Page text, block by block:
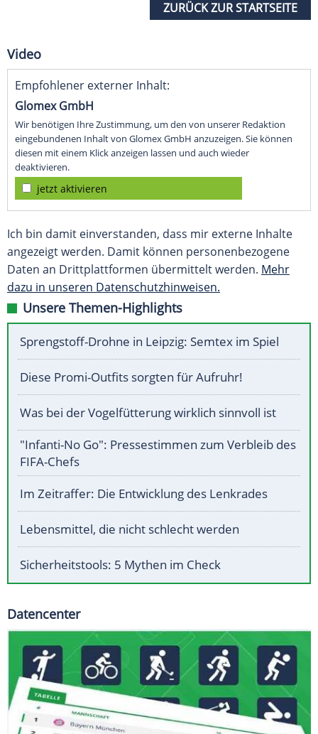
ZURÜCK ZUR STARTSEITE
Video
Empfohlener externer Inhalt:
Glomex GmbH
Wir benötigen Ihre Zustimmung, um den von unserer Redaktion
eingebundenen Inhalt von Glomex GmbH anzuzeigen. Sie können
diesen mit einem Klick anzeigen lassen und auch wieder
deaktivieren.
jetzt aktivieren
Ich bin damit einverstanden, dass mir externe Inhalte
angezeigt werden. Damit können personenbezogene
Daten an Drittplattformen übermittelt werden. Mehr
dazu in unseren Datenschutzhinweisen.
Unsere Themen-Highlights
Sprengstoff-Drohne in Leipzig: Semtex im Spiel
Diese Promi-Outfits sorgten für Aufruhr!
Was bei der Vogelfütterung wirklich sinnvoll ist
"Infanti-No Go": Pressestimmen zum Verbleib des
FIFA-Chefs
Im Zeitraffer: Die Entwicklung des Lenkrades
Lebensmittel, die nicht schlecht werden
Sicherheitstools: 5 Mythen im Check
Datencenter